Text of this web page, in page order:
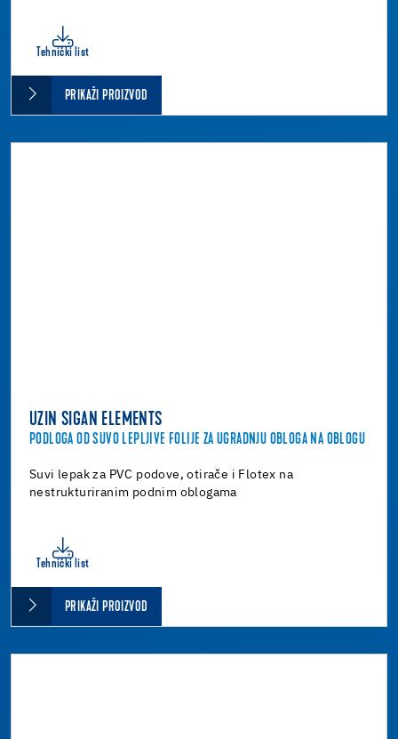
Tehnički list
PRIKAŽI PROIZVOD
UZIN SIGAN ELEMENTS
PODLOGA OD SUVO LEPLJIVE FOLIJE ZA UGRADNJU OBLOGA NA OBLOGU
Suvi lepak za PVC podove, otirače i Flotex na
nestrukturiranim podnim oblogama
Tehnički list
PRIKAŽI PROIZVOD